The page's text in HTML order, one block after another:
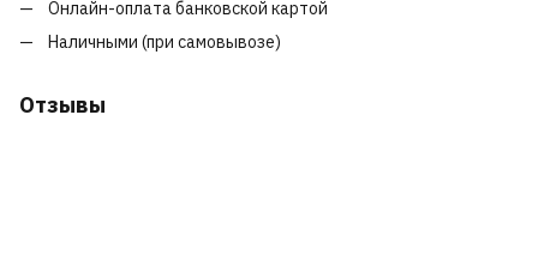
Онлайн-оплата банковской картой
Наличными (при самовывозе)
Отзывы